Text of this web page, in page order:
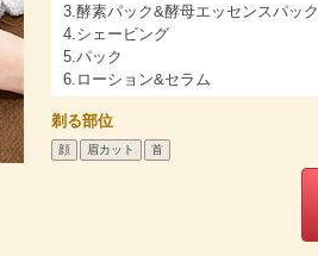
3.酵素パック&酵母エッセンスパック
4.シェービング
5.パック
6.ローション&セラム
剃る部位
顔 眉カット 首